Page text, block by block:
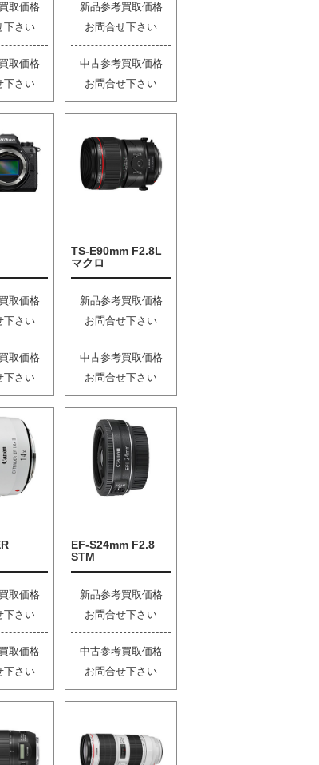
取価格
下さい
取価格
下さい
新品参考買取価格
お問合せ下さい
中古参考買取価格
お問合せ下さい
取価格
下さい
取価格
下さい
TS-E90mm F2.8L
マクロ
新品参考買取価格
お問合せ下さい
中古参考買取価格
お問合せ下さい
取価格
下さい
取価格
下さい
EF-S24mm F2.8
STM
新品参考買取価格
お問合せ下さい
中古参考買取価格
お問合せ下さい